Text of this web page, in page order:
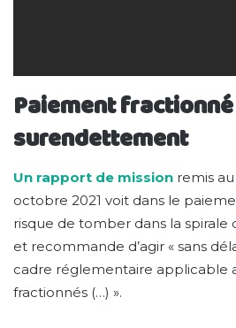
Paiement
surendettement
Un rapport de mission remis
octobre 2021 voit dans le
risque de tomber dans la
et recommande d’agir « sans
cadre réglementaire applicable
fractionnés (…) ».